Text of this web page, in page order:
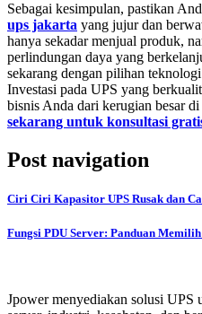
Sebagai kesimpulan, pastikan
ups jakarta yang jujur dan
hanya sekadar menjual produk,
perlindungan daya yang
sekarang dengan pilihan
Investasi pada UPS yang
bisnis Anda dari kerugian besar di
sekarang untuk konsultasi
Post navigation
Ciri Ciri Kapasitor UPS Rusak dan
Fungsi PDU Server: Panduan
Jpower menyediakan solusi UPS